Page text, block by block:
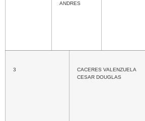
ANDRES
3
CACERES VALENZUELA
CESAR DOUGLAS